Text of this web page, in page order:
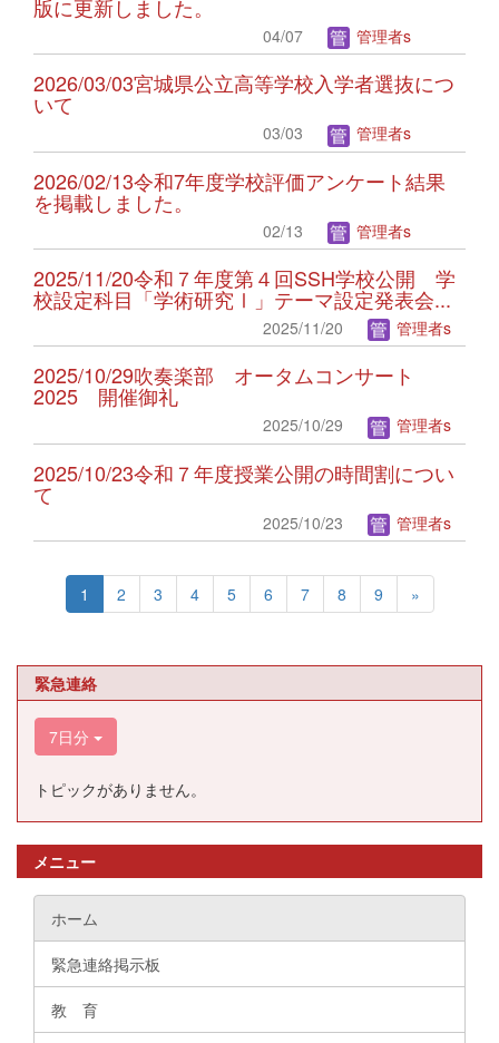
版に更新しました。
04/07 管理者s
2026/03/03宮城県公立高等学校入学者選抜につ
いて
03/03 管理者s
2026/02/13令和7年度学校評価アンケート結果
を掲載しました。
02/13 管理者s
2025/11/20令和７年度第４回SSH学校公開 学
校設定科目「学術研究Ⅰ」テーマ設定発表会...
2025/11/20 管理者s
2025/10/29吹奏楽部 オータムコンサート
2025 開催御礼
2025/10/29 管理者s
2025/10/23令和７年度授業公開の時間割につい
て
2025/10/23 管理者s
1 2 3 4 5 6 7 8 9 »
緊急連絡
7日分
トピックがありません。
メニュー
ホーム
緊急連絡掲示板
教 育